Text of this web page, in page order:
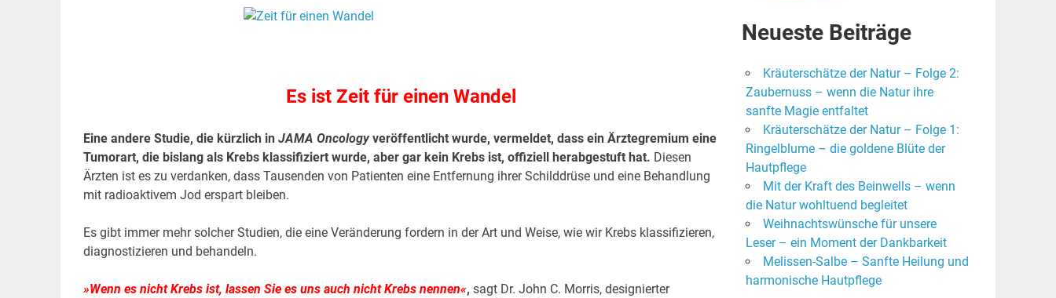
Es ist Zeit für einen Wandel
Eine andere Studie, die kürzlich in JAMA Oncologyveröffentlicht wurde, vermeldet, dass ein Ärztegremium eine
Tumorart, die bislang als Krebs klassifiziert wurde, aber gar kein Krebs ist, offiziell herabgestuft hat. Diesen
Ärzten ist es zu verdanken, dass Tausenden von Patienten eine Entfernung ihrer Schilddrüse und eine Behandlung
mit radioaktivem Jod erspart bleiben.
Es gibt immer mehr solcher Studien, die eine Veränderung fordern in der Art und Weise, wie wir Krebs klassifizieren,
diagnostizieren und behandeln.
»Wenn es nicht Krebs ist, lassen Sie es uns auch nicht Krebs nennen«, sagt Dr. John C. Morris, designierter
Neueste Beiträge
Kräuterschätze der Natur – Folge 2:
Zaubernuss – wenn die Natur ihre
sanfte Magie entfaltet
Kräuterschätze der Natur – Folge 1:
Ringelblume – die goldene Blüte der
Hautpflege
Mit der Kraft des Beinwells – wenn
die Natur wohltuend begleitet
Weihnachtswünsche für unsere
Leser – ein Moment der Dankbarkeit
Melissen-Salbe – Sanfte Heilung und
harmonische Hautpflege